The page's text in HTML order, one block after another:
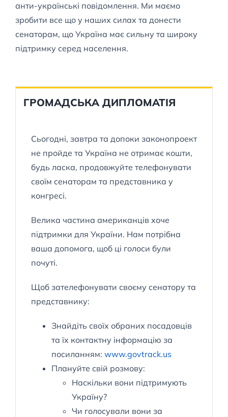
анти-українські повідомлення. Ми маємо
зробити все що у наших силах та донести
сенаторам, що Україна має сильну та широку
підтримку серед населення.
ГРОМАДСЬКА ДИПЛОМАТІЯ
Сьогодні, завтра та допоки законопроект
не пройде та Україна не отримає кошти,
будь ласка, продовжуйте телефонувати
своїм сенаторам та представника у
конгресі.
Велика частина американців хоче
підтримки для України. Нам потрібна
ваша допомога, щоб ці голоси були
почуті.
Щоб зателефонувати своєму сенатору та
представнику:
Знайдіть своїх обраних посадовців
та їх контактну інформацію за
посиланням: www.govtrack.us
Плануйте свій розмову:
Наскільки вони підтримують
Україну?
Чи голосували вони за